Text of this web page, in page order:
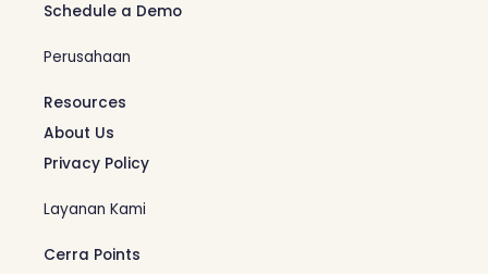
Schedule a Demo
Perusahaan
Resources
About Us
Privacy Policy
Layanan Kami
Cerra Points